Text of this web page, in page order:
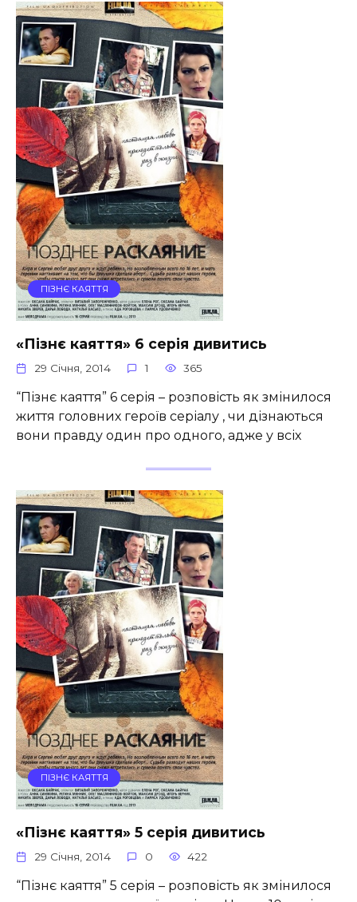
ПІЗНЄ КАЯТТЯ
«Пізнє каяття» 6 серія дивитись
29 Січня, 2014 1 365
“Пізнє каяття” 6 серія – розповість як змінилося
життя головних героїв серіалу , чи дізнаються
вони правду один про одного, адже у всіх
ПІЗНЄ КАЯТТЯ
«Пізнє каяття» 5 серія дивитись
29 Січня, 2014 0 422
“Пізнє каяття” 5 серія – розповість як змінилося